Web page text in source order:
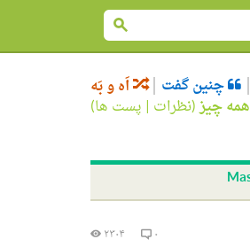
چنین گفت اَه و بَه
همه چیز(نظرات | پست ها)
۰
۲۳۰۴